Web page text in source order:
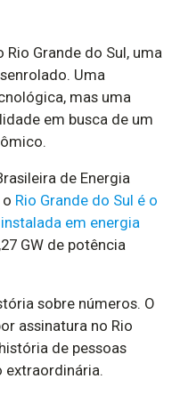
Grande do Sul, uma
Uma
mas uma
em busca de um
de Energia
Rio Grande do Sul é o
em energia
GW de potência
sobre números. O
assinatura no Rio
de pessoas
extraordinária.